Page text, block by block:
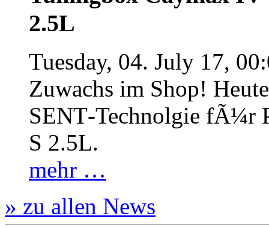
2.5L
Tuesday, 04. July 17,
Zuwachs im Shop!
SENT‐Technolgie fÃ¼r
S 2.5L.
mehr …
» zu allen News